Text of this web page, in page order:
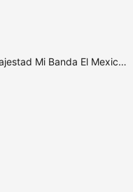
Que Le Pasa a Lupita (feat. Su Majestad Mi Banda El Mexicano)